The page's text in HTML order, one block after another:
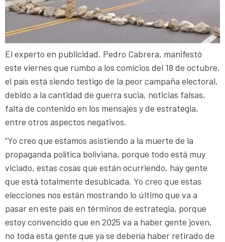
El experto en publicidad, Pedro Cabrera, manifestó
este viernes que rumbo a los comicios del 18 de octubre,
el país está siendo testigo de la peor campaña electoral,
debido a la cantidad de guerra sucia, noticias falsas,
falta de contenido en los mensajes y de estrategia,
entre otros aspectos negativos.
“Yo creo que estamos asistiendo a la muerte de la
propaganda política boliviana, porque todo está muy
viciado, estas cosas que están ocurriendo, hay gente
que está totalmente desubicada. Yo creo que estas
elecciones nos están mostrando lo último que va a
pasar en este país en términos de estrategia, porque
estoy convencido que en 2025 va a haber gente joven,
no toda esta gente que ya se debería haber retirado de